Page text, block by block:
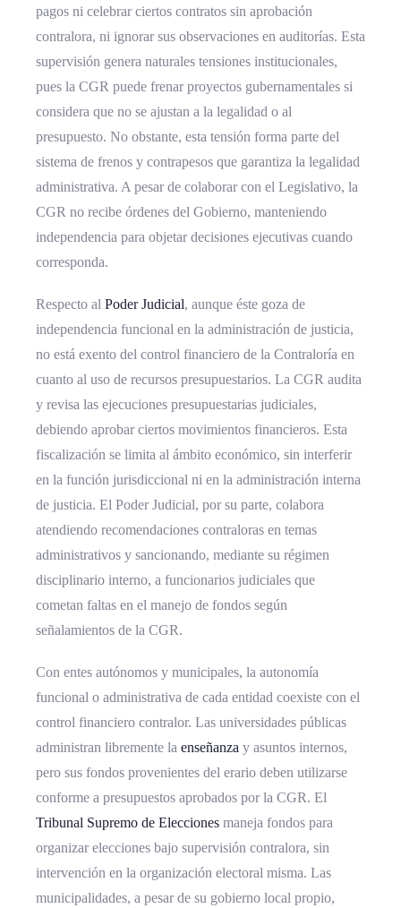
pagos ni celebrar ciertos contratos sin aprobación
contralora, ni ignorar sus observaciones en auditorías. Esta
supervisión genera naturales tensiones institucionales,
pues la CGR puede frenar proyectos gubernamentales si
considera que no se ajustan a la legalidad o al
presupuesto. No obstante, esta tensión forma parte del
sistema de frenos y contrapesos que garantiza la legalidad
administrativa. A pesar de colaborar con el Legislativo, la
CGR no recibe órdenes del Gobierno, manteniendo
independencia para objetar decisiones ejecutivas cuando
corresponda.
Respecto al Poder Judicial, aunque éste goza de
independencia funcional en la administración de justicia,
no está exento del control financiero de la Contraloría en
cuanto al uso de recursos presupuestarios. La CGR audita
y revisa las ejecuciones presupuestarias judiciales,
debiendo aprobar ciertos movimientos financieros. Esta
fiscalización se limita al ámbito económico, sin interferir
en la función jurisdiccional ni en la administración interna
de justicia. El Poder Judicial, por su parte, colabora
atendiendo recomendaciones contraloras en temas
administrativos y sancionando, mediante su régimen
disciplinario interno, a funcionarios judiciales que
cometan faltas en el manejo de fondos según
señalamientos de la CGR.
Con entes autónomos y municipales, la autonomía
funcional o administrativa de cada entidad coexiste con el
control financiero contralor. Las universidades públicas
administran libremente la enseñanza y asuntos internos,
pero sus fondos provenientes del erario deben utilizarse
conforme a presupuestos aprobados por la CGR. El
Tribunal Supremo de Elecciones maneja fondos para
organizar elecciones bajo supervisión contralora, sin
intervención en la organización electoral misma. Las
municipalidades, a pesar de su gobierno local propio,